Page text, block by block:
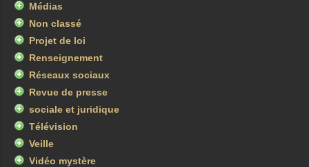
Médias
Non classé
Projet de loi
Renseignement
Réseaux sociaux
Revue de presse
sociale et juridique
Télévision
Veille
Vidéo mystère